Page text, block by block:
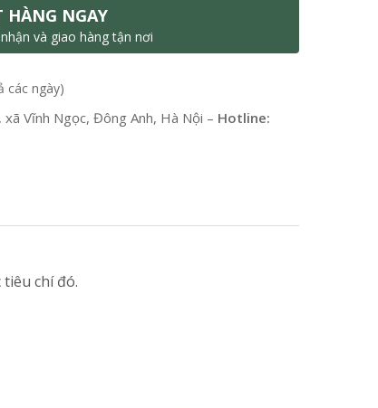
HÀNG NGAY
và giao hàng tận nơi
các ngày)
Vĩnh Ngọc, Đông Anh, Hà Nội – Hotline:
chí đó.